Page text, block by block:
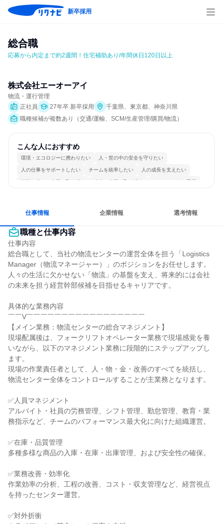
新卒採用
総合職
応募から内定まで約2週間！住宅補助あり/年間休日120日以上
株式会社エーオーアイ
物流・運行管理
正社員
27年卒 新卒採用
千葉県、東京都、神奈川県
職種候補が複数あり（交通/運輸、SCM/生産管理/購買/物流）
こんな人におすすめ
環境・エコロジーに携わりたい 人・世の中の安全を守りたい
人の仕事をサポートしたい チームを統率したい 人の成長を支えたい
情熱を持って仕事に取り組む 冷静に仕事に取り組む チームワークを重視
仕事情報 企業情報 選考情報
職種と仕事内容
仕事内容
総合職として、当社の物流センターの運営全体を担う「Logistics
Manager（物流マネージャー）」のポジションをお任せします。
人々の生活に欠かせない「物流」の基盤を支え、将来的には会社
の未来を担う経営幹部候補を目指せるキャリアです。
具体的な業務内容
￣￣V￣￣￣￣￣￣￣￣￣￣￣￣￣￣￣￣￣
【メイン業務：物流センターの総合マネジメント】
現場配属後は、フォークリフトオペレーター業務で現場感覚を養
いながら、以下のマネジメント業務に段階的にステップアップし
ます。
現場の作業責任者として、人・物・金・改善のすべてを統括し、
物流センター全体をコントロールすることが主業務となります。
✅人員マネジメント
アルバイト・社員の労務管理、シフト管理、勤怠管理、教育・業
務指示など、チームのパフォーマンス最大化に向けた組織運営。
✅在庫・品質管理
多種多様な商品の入庫・在庫・出庫管理、および安全性の確保。
✅業務改善・効率化
作業効率の分析、工程の改善、コスト・収支管理など、経営視点
を持ったセンター運営。
✅対外折衝